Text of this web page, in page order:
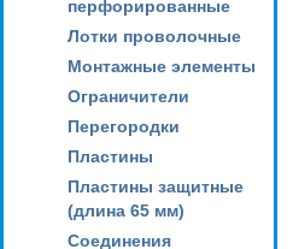
перфорированные
Лотки проволочные
Монтажные элементы
Ограничители
Перегородки
Пластины
Пластины защитные
(длина 65 мм)
Соединения